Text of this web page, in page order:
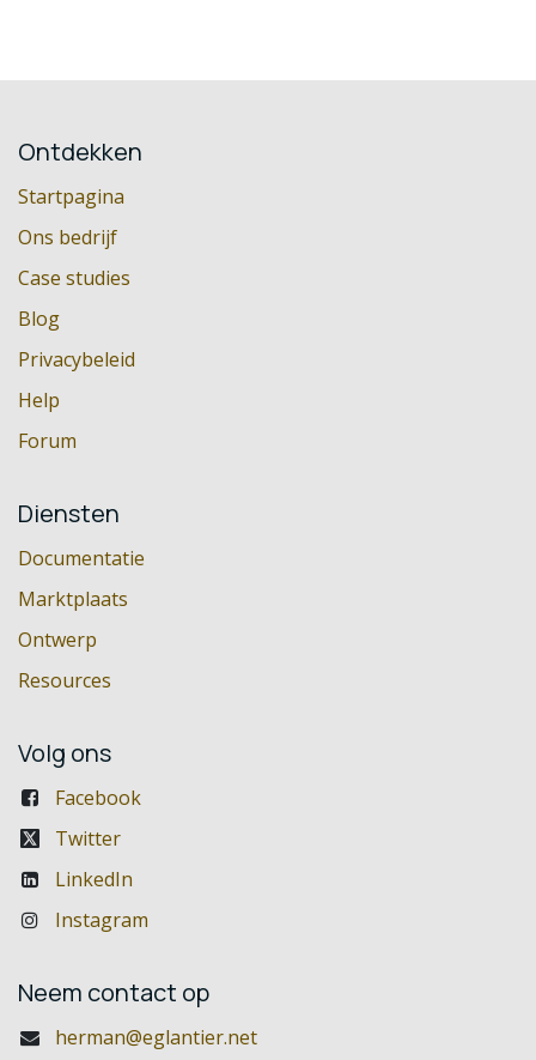
Ontdekken
Startpagina
Ons bedrijf
Case studies
Blog
Privacybeleid
Help
Forum
Diensten
Documentatie
Marktplaats
Ontwerp
Resources
Volg ons
Facebook
Twitter
LinkedIn
Instagram
Neem contact op
herman@eglantier.net